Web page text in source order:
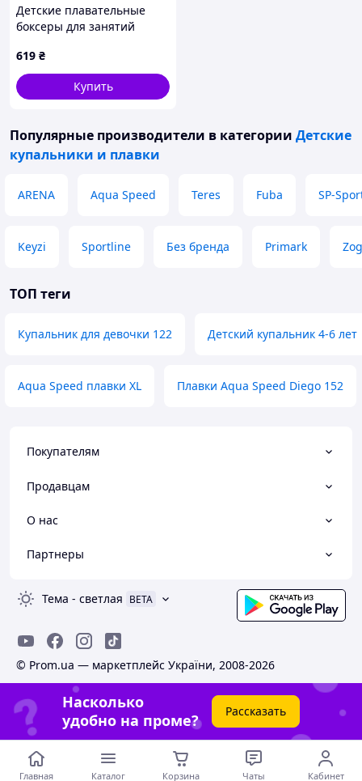
Детские плавательные
боксеры для занятий
619 ₴
Купить
Популярные производители в категории Детские
купальники и плавки
ARENA Aqua Speed Teres Fuba SP-
Keyzi Sportline Без бренда Primark
ТОП теги
Купальник для девочки 122 Детский купальник 4-6 лет
Aqua Speed плавки XL Плавки Aqua Speed Diego 152
Покупателям
Продавцам
О нас
Партнеры
Тема - светлая BETA
© Prom.ua — маркетплейс України, 2008-2026
Насколько
удобно на проме?
Рассказать
Главная Каталог Корзина Чаты Кабинет